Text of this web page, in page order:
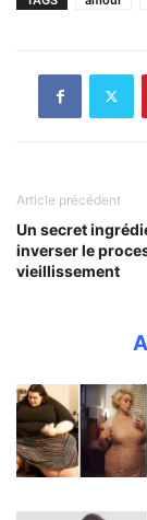
Article précédent
Un secret
inverser le
vieillissement